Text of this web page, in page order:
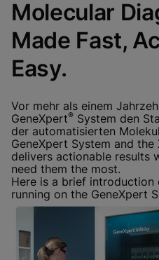
aktiviert sind
Bitte beachten Sie:
funktionaler
Einstellungen für
Datenschutzrichtlinie
Cookie-Einstellungen
Datenschutzrichtlinie
Molecular
Made Fast,
Easy.
Vor mehr als einem
GeneXpert® System den
der automatisierten
GeneXpert System and the
delivers actionable results
need them the most.
Here is a brief
running on the GeneXpert